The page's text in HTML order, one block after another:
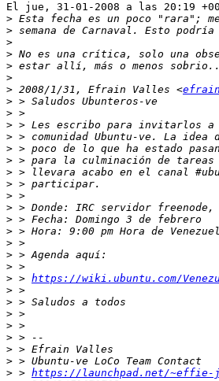
El jue, 31-01-2008 a las 20:19
>
>
>
>
>
>
> 2008/1/31, Efrain Valles <
>
>
>
>
>
>
>
>
>
>
>
>
>
>
>
> > https://wiki.ubuntu.com/
>
>
>
>
>
>
>
> > https://launchpad.net/~effie-